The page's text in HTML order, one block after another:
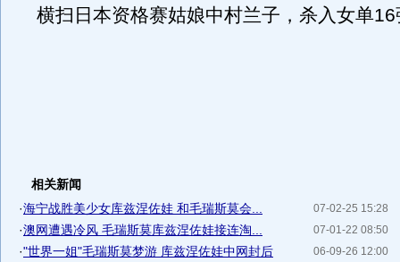
横扫日本资格赛姑娘中村兰子，杀入女单
相关新闻
07-02-25 15:28
·海宁战胜美少女库兹涅佐娃 和毛瑞斯莫会...
07-01-22 08:50
·澳网遭遇冷风 毛瑞斯莫库兹涅佐娃接连淘...
06-09-26 12:00
·"世界一姐"毛瑞斯莫梦游 库兹涅佐娃中网封后